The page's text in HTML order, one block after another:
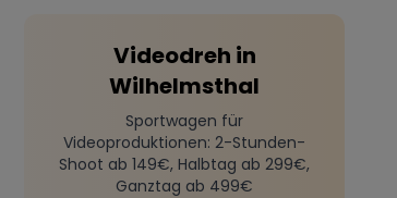
Videodreh in
Wilhelmsthal
Sportwagen für
Videoproduktionen: 2-Stunden-
Shoot ab 149€, Halbtag ab 299€,
Ganztag ab 499€